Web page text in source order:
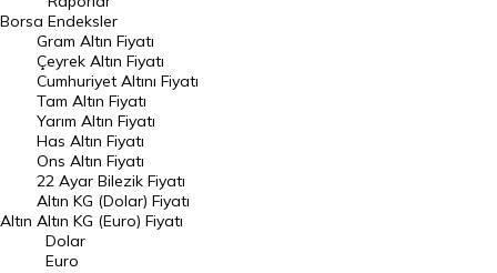
Dünya Borsaları
Raporlar
Endeksler
DÖVİZ
Döviz Kuru
Dolar Kuru
Euro Kuru
Pound Kuru
Borsa Endeksler
Altın
Gram Altın Fiyatı
Çeyrek Altın Fiyatı
Cumhuriyet Altını Fiyatı
Tam Altın Fiyatı
Yarım Altın Fiyatı
Has Altın Fiyatı
Ons Altın Fiyatı
22 Ayar Bilezik Fiyatı
Altın KG (Dolar) Fiyatı
Altın KG (Euro) Fiyatı
Dolar
Euro